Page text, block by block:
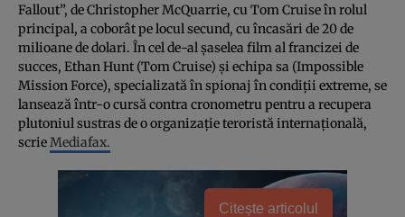
Fallout”, de Christopher McQuarrie, cu Tom Cruise în rolul
principal, a coborât pe locul secund, cu încasări de 20 de
milioane de dolari. În cel de-al şaselea film al francizei de
succes, Ethan Hunt (Tom Cruise) şi echipa sa (Impossible
Mission Force), specializată în spionaj în condiţii extreme, se
lansează într-o cursă contra cronometru pentru a recupera
plutoniul sustras de o organizaţie teroristă internaţională,
scrieMediafax.
Citește articolul